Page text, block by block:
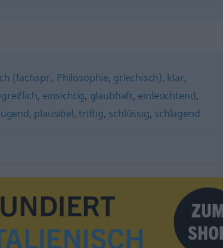
(fachspr., Philosophie, griechisch), klar,
, einsichtig, glaubhaft, einleuchtend,
, plausibel, triftig, schlüssig, schlagend